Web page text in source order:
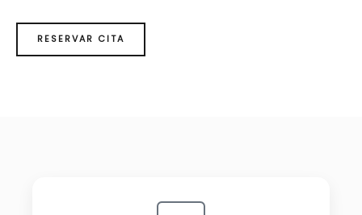
RESERVAR CITA